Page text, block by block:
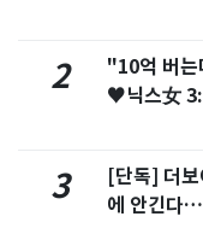
2
"10억 버
♥닉스女
3
[단독] 더
에 안긴다